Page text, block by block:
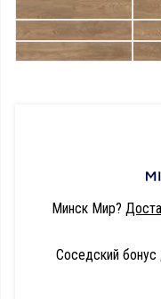
Минск Мир?
Соседский